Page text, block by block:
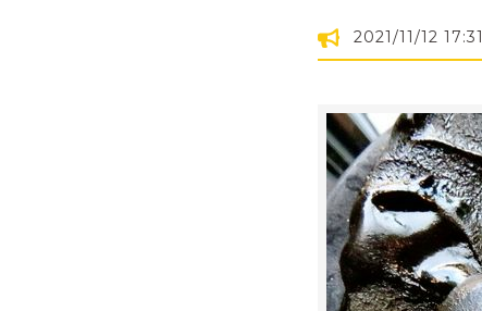
2021/11/12 17:31